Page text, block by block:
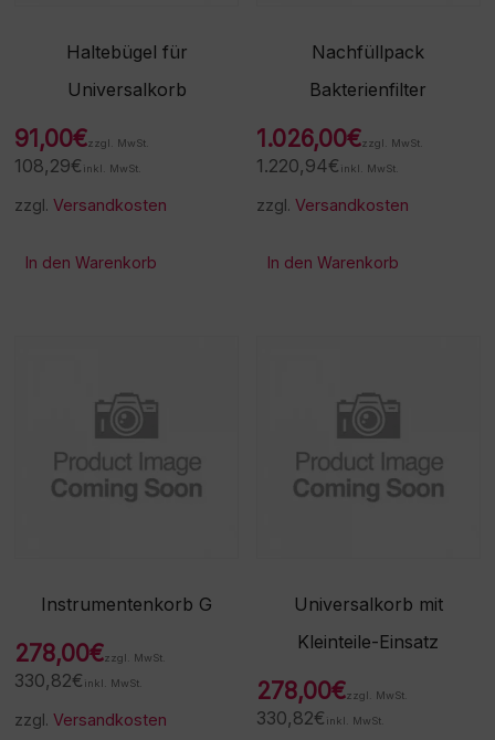
Haltebügel für
Universalkorb
91,00€zzgl. MwSt.
108,29€ inkl. MwSt.
zzgl.Versandkosten
In den Warenkorb
Nachfüllpack
Bakterienfilter
1.026,00€zzgl. MwSt.
1.220,94€ inkl. MwSt.
zzgl.Versandkosten
In den Warenkorb
Instrumentenkorb G
278,00€zzgl. MwSt.
330,82€ inkl. MwSt.
zzgl.Versandkosten
Universalkorb mit
Kleinteile-Einsatz
278,00€zzgl. MwSt.
330,82€ inkl. MwSt.